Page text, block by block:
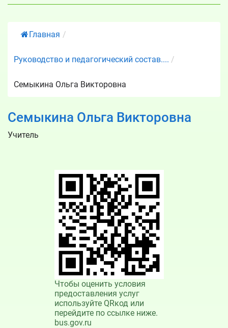
Главная /
Руководство и педагогический состав.... /
Семыкина Ольга Викторовна
Семыкина Ольга Викторовна
Учитель
Чтобы оценить условия
предоставления услуг
используйте QRкод или
перейдите по ссылке ниже.
bus.gov.ru